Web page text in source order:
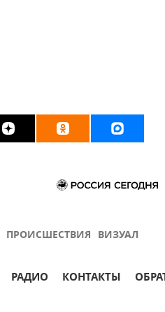
ПРОИСШЕСТВИЯ ВИЗУАЛ
РАДИО КОНТАКТЫ